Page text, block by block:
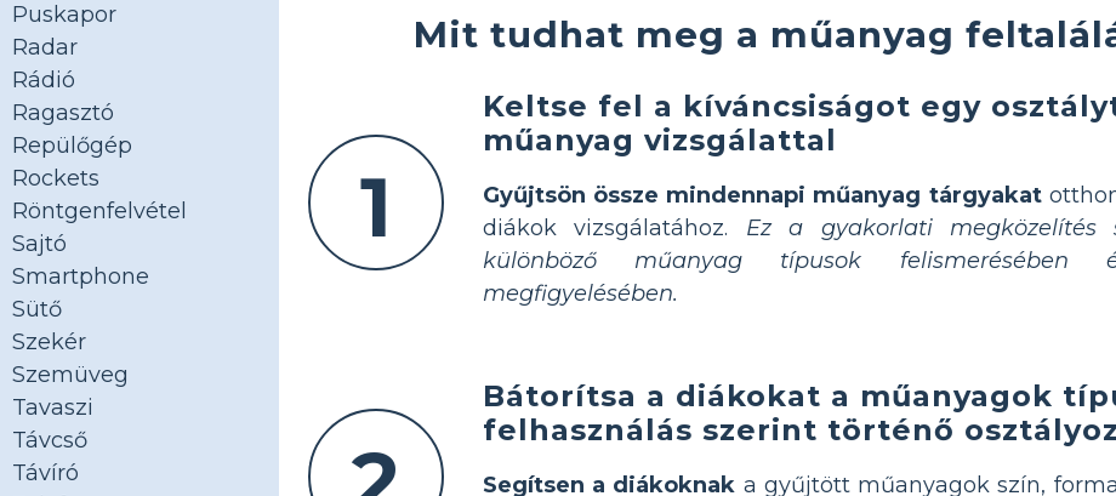
Puskapor
Radar
Rádió
Ragasztó
Repülőgép
Rockets
Röntgenfelvétel
Sajtó
Smartphone
Sütő
Szekér
Szemüveg
Tavaszi
Távcső
Távíró
Mit tudhat meg a műanyag
1
Keltse fel a kíváncsiságot egy
műanyag vizsgálattal
Gyűjtsön össze mindennapi műanyag tárgyakat
diákok vizsgálatához. Ez a gyakorlati
különböző műanyag típusok felismerésében
megfigyelésében.
Bátorítsa a diákokat a műanyagok
felhasználás szerint történő
Segítsen a diákoknak a gyűjtött műanyagok szín,